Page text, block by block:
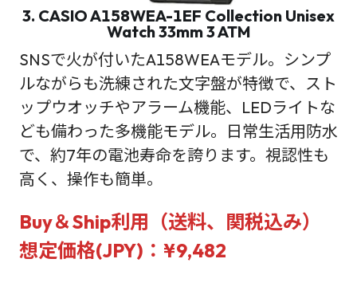
3. CASIO A158WEA-1EF Collection Unisex
Watch 33mm 3 ATM
SNSで火が付いたA158WEAモデル。シンプ
ルながらも洗練された文字盤が特徴で、スト
ップウオッチやアラーム機能、LEDライトな
ども備わった多機能モデル。日常生活用防水
で、約7年の電池寿命を誇ります。視認性も
高く、操作も簡単。
Buy＆Ship利用（送料、関税込み）
想定価格(JPY)：¥9,482